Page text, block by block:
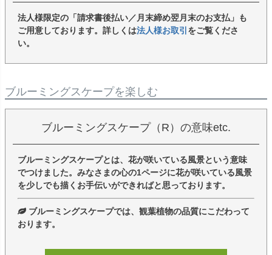
法人様限定の「請求書後払い／月末締め翌月末のお支払」も
ご用意しております。詳しくは法人様お取引 をご覧くださ
い。
ブルーミングスケープを楽しむ
ブルーミングスケープ（R）の意味etc.
ブルーミングスケープとは、花が咲いている風景という意味
でつけました。みなさまの心の1ページに花が咲いている風景
を少しでも描くお手伝いができればと思っております。
ブルーミングスケープでは、観葉植物の品質にこだわって
おります。